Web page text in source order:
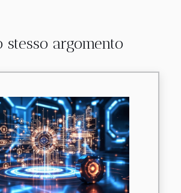
stesso argomento